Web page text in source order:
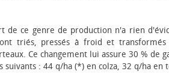
de ce genre de production n'a rien
triés, pressés à froid et
Ce changement lui assure 30 % de
suivants : 44 q/ha (*) en colza, 32 q/ha en